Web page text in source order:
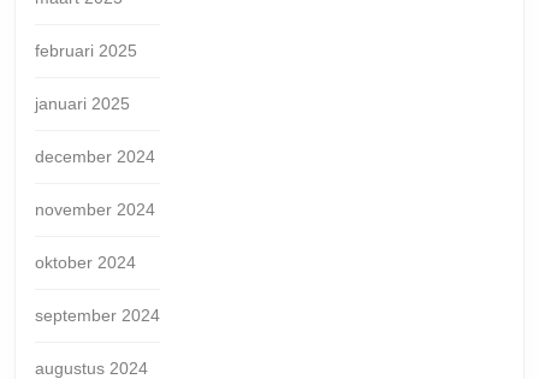
februari 2025
januari 2025
december 2024
november 2024
oktober 2024
september 2024
augustus 2024